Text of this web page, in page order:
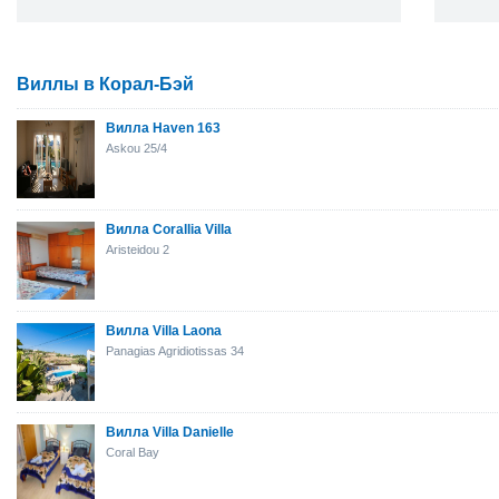
Виллы в Корал-Бэй
Вилла Haven 163
Askou 25/4
Вилла Corallia Villa
Aristeidou 2
Вилла Villa Laona
Panagias Agridiotissas 34
Вилла Villa Danielle
Coral Bay